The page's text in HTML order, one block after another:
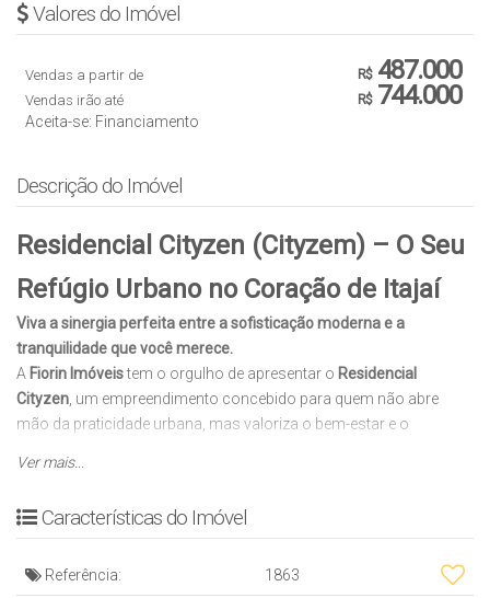
Valores do Imóvel
R$487.000
Vendas a partir de
R$744.000
Vendas irão até
Aceita-se: Financiamento
Descrição do Imóvel
Residencial Cityzen (Cityzem) – O Seu
Refúgio Urbano no Coração de Itajaí
Viva a sinergia perfeita entre a sofisticação moderna e a
tranquilidade que você merece.
A Fiorin Imóveistem o orgulho de apresentar o Residencial
Cityzen , um empreendimento concebido para quem não abre
mão da praticidade urbana, mas valoriza o bem-estar e o
inteligência espacial e alto padrão de acabamento.
Planejado para otimizar cada metro quadrado com elegância e
Ver mais...
Características do Imóvel
Referência: 1863